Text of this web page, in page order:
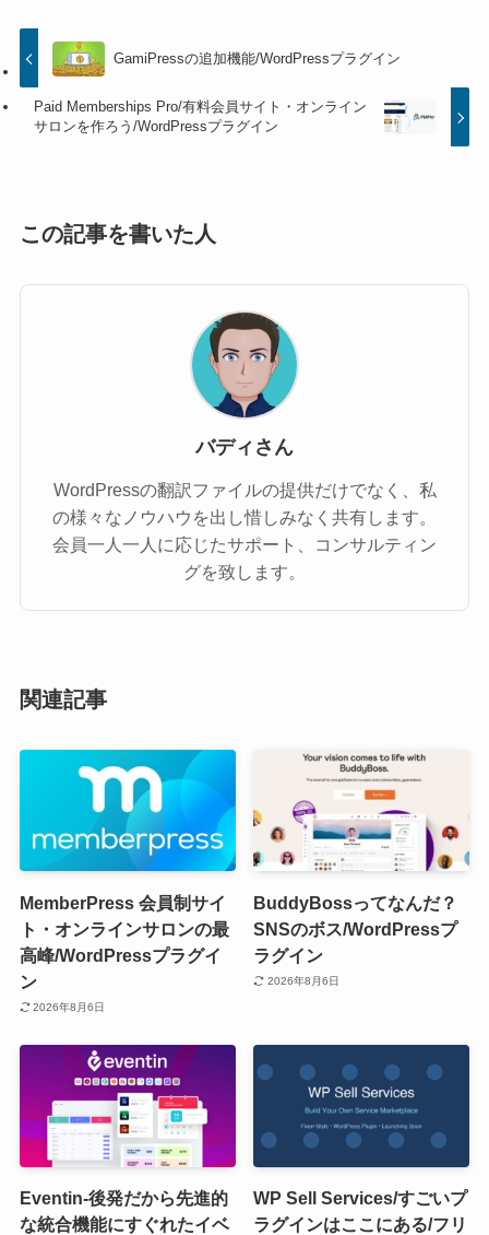
GamiPressの追加機能/WordPressプラグイン
Paid Memberships Pro/有料会員サイト・オンライン
サロンを作ろう/WordPressプラグイン
この記事を書いた人
バディさん
WordPressの翻訳ファイルの提供だけでなく、私
の様々なノウハウを出し惜しみなく共有します。
会員一人一人に応じたサポート、コンサルティン
グを致します。
関連記事
MemberPress 会員制サイ
ト・オンラインサロンの最
高峰/WordPressプラグイ
ン
2026年8月6日
BuddyBossってなんだ？
SNSのボス/WordPressプ
ラグイン
2026年8月6日
Eventin-後発だから先進的
な統合機能にすぐれたイベ
WP Sell Services/すごいプ
ラグインはここにある/フリ